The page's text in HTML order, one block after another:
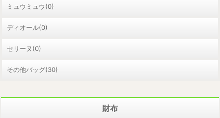
ミュウミュウ(0)
ディオール(0)
セリーヌ(0)
その他バッグ(30)
財布